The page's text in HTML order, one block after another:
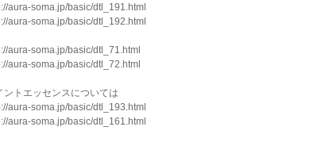
aura-soma.jp/basic/dtl_191.html
aura-soma.jp/basic/dtl_192.html
aura-soma.jp/basic/dtl_71.html
aura-soma.jp/basic/dtl_72.html
ントエッセンスについては
aura-soma.jp/basic/dtl_193.html
aura-soma.jp/basic/dtl_161.html